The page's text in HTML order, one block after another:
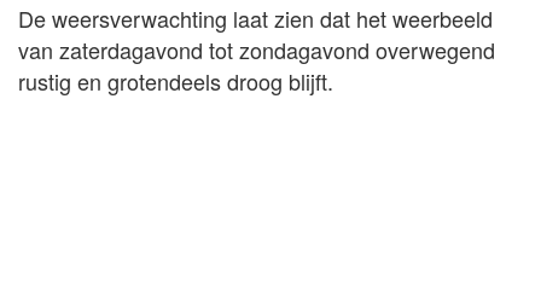
De weersverwachting laat zien dat het weerbeeld
van zaterdagavond tot zondagavond overwegend
rustig en grotendeels droog blijft.